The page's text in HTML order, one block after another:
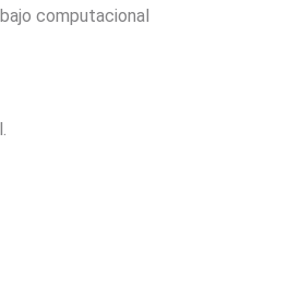
computacional